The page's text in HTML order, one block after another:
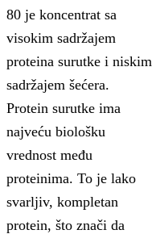
80 je koncentrat sa
visokim sadržajem
proteina surutke i niskim
sadržajem šećera.
Protein surutke ima
najveću biološku
vrednost među
proteinima. To je lako
svarljiv, kompletan
protein, što znači da